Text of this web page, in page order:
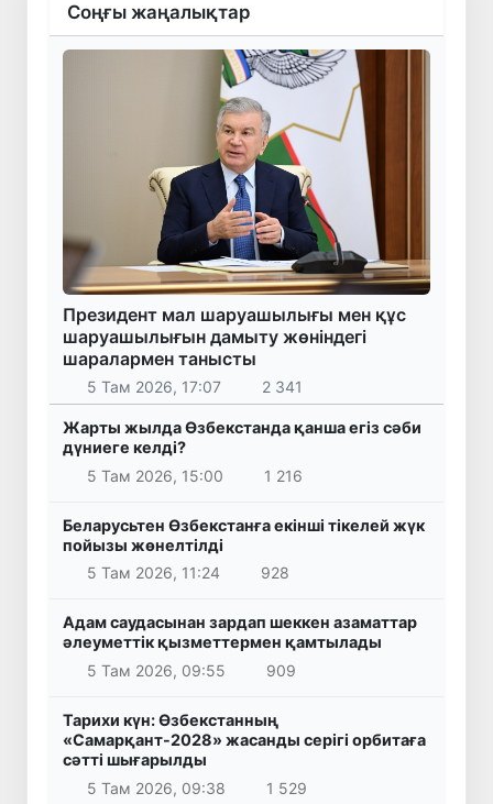
Соңғы жаңалықтар
Президент мал шаруашылығы мен құс
шаруашылығын дамыту жөніндегі
шаралармен танысты
5 Там 2026, 17:07 2 341
Жарты жылда Өзбекстанда қанша егіз сәби
дүниеге келді?
5 Там 2026, 15:00
1 216
Беларусьтен Өзбекстанға екінші тікелей жүк
пойызы жөнелтілді
5 Там 2026, 11:24
928
Адам саудасынан зардап шеккен азаматтар
әлеуметтік қызметтермен қамтылады
5 Там 2026, 09:55
909
Тарихи күн: Өзбекстанның
«Самарқант-2028» жасанды серігі орбитаға
сәтті шығарылды
5 Там 2026, 09:38
1 529